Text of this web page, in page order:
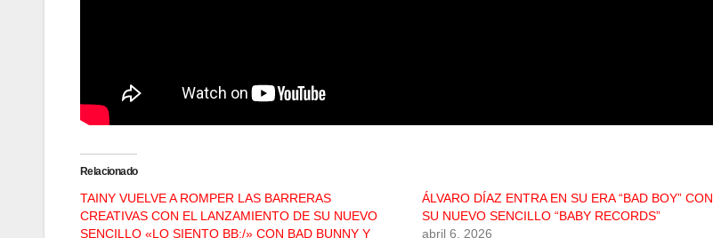
Relacionado
TAINY VUELVE A ROMPER LAS BARRERAS
CREATIVAS CON EL LANZAMIENTO DE SU NUEVO
SENCILLO «LO SIENTO BB:/» CON BAD BUNNY Y
ÁLVARO DÍAZ ENTRA EN SU ERA “BAD BOY” CON
SU NUEVO SENCILLO “BABY RECORDS”
abril 6, 2026